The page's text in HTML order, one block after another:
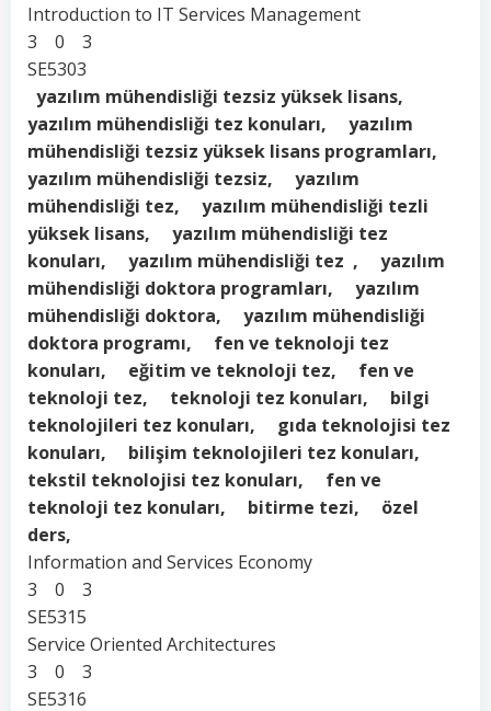
Introduction to IT Services Management
3 0 3
SE5303
yazılım mühendisliği tezsiz yüksek lisans,
yazılım mühendisliği tez konuları, yazılım
mühendisliği tezsiz yüksek lisans programları,
yazılım mühendisliği tezsiz, yazılım
mühendisliği tez, yazılım mühendisliği tezli
yüksek lisans, yazılım mühendisliği tez
konuları, yazılım mühendisliği tez , yazılım
mühendisliği doktora programları, yazılım
mühendisliği doktora, yazılım mühendisliği
doktora programı, fen ve teknoloji tez
konuları, eğitim ve teknoloji tez, fen ve
teknoloji tez, teknoloji tez konuları, bilgi
teknolojileri tez konuları, gıda teknolojisi tez
konuları, bilişim teknolojileri tez konuları,
tekstil teknolojisi tez konuları, fen ve
teknoloji tez konuları, bitirme tezi, özel
ders,
Information and Services Economy
3 0 3
SE5315
Service Oriented Architectures
3 0 3
SE5316